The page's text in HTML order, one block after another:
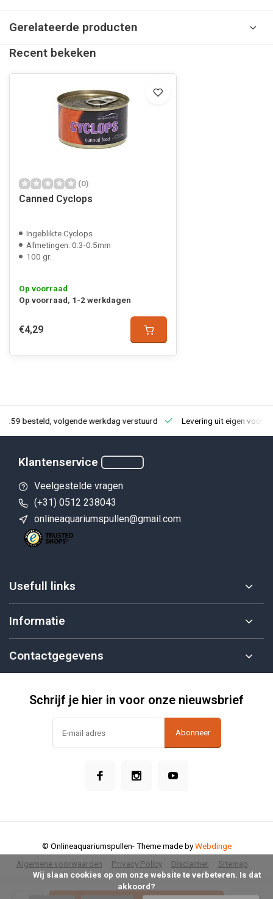
Gerelateerde producten
Recent bekeken
(0)
Canned Cyclops
Ingeblikte Cyclops
Afmetingen: 0.3-0.5mm
100 gr.
Op voorraad
Op voorraad, 1-2 werkdagen
€4,29
besteld, volgende werkdag verstuurd Levering uit eigen
Klantenservice
Veelgestelde vragen
(+31) 0512 238043
onlineaquariumspullen@gmail.com
Usefull links
Informatie
Contactgegevens
Schrijf je hier in voor onze nieuwsbrief
Abonneer
Algemene voorwaarden Privacy Policy Disclaimer Sitemap
© Onlineaquariumspullen- Theme made byWebdinge
akkoord?